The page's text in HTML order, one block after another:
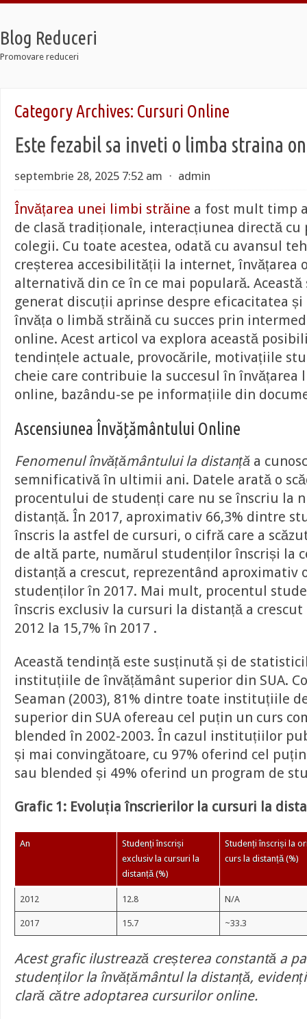
Blog Reduceri
Promovare reduceri
Taxi
Taxi
Category Archives: Cursuri Online
Este fezabil sa inveti o limba straina
septembrie 28, 2025 7:52 am ⋅ admin
Învățarea unei limbi străine a fost mult timp
de clasă tradiționale, interacțiunea directă cu
colegii. Cu toate acestea, odată cu avansul
creșterea accesibilității la internet, învățarea
alternativă din ce în ce mai populară. Această
generat discuții aprinse despre eficacitatea
învăța o limbă străină cu succes prin
online. Acest articol va explora această
tendințele actuale, provocările, motivațiile
cheie care contribuie la succesul în
online, bazându-se pe informațiile din
Ascensiunea Învățământului Online
Fenomenul învățământului la distanță a
semnificativă în ultimii ani. Datele arată o
procentului de studenți care nu se înscriu la
distanță. În 2017, aproximativ 66,3% dintre
înscris la astfel de cursuri, o cifră care a
de altă parte, numărul studenților înscriși la
distanță a crescut, reprezentând
studenților în 2017. Mai mult, procentul
înscris exclusiv la cursuri la distanță a crescut
2012 la 15,7% în 2017 .
Această tendință este susținută și de
instituțiile de învățământ superior din SUA.
Seaman (2003), 81% dintre toate instituțiile
superior din SUA ofereau cel puțin un curs
blended în 2002-2003. În cazul instituțiilor
și mai convingătoare, cu 97% oferind cel
sau blended și 49% oferind un program de
Grafic 1: Evoluția înscrierilor la cursuri la
An
Studenți înscriși
exclusiv la cursuri la
distanță (%)
Studenți înscriși la
curs la distanță (%)
2012 12.8 N/A
2017 15.7 ~33.3
Acest grafic ilustrează creșterea constantă a
studenților la învățământul la distanță,
clară către adoptarea cursurilor online.